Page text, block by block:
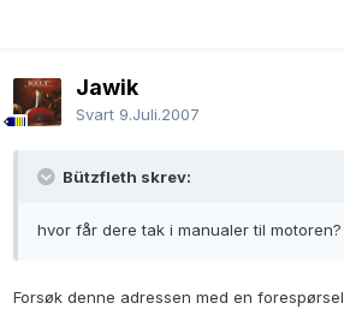
Jawik
Svart 9.Juli.2007
Bützfleth skrev:
hvor får dere tak i manualer til motoren?
Forsøk denne adressen med en forespørsel